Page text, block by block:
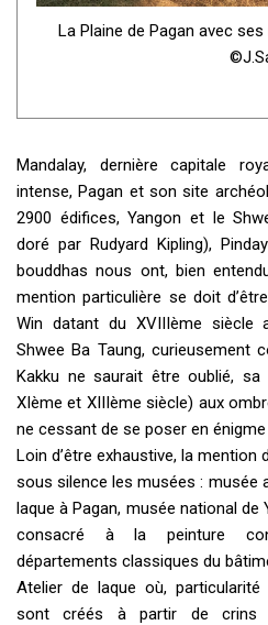
La Plaine de Pagan avec
Mandalay, dernière capitale
intense, Pagan et son site
2900 édifices, Yangon et le
doré par Rudyard Kipling),
bouddhas nous ont, bien
mention particulière se doit
Win datant du XVIIIème siècle
Shwee Ba Taung, curieusement
Kakku ne saurait être oublié,
XIème et XIIIème siècle) aux
ne cessant de se poser en
Loin d’être exhaustive, la
sous silence les musées : musée
laque à Pagan, musée national
consacré à la peinture
départements classiques du
Atelier de laque où, particularité
sont créés à partir de crins